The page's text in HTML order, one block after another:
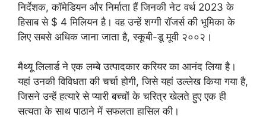
निर्देशक, कॉमेडियन और निर्माता हैं जिनकी नेट वर्थ 2023 के
हिसाब से $ 4 मिलियन है। वह उन्हें शग्गी रॉजर्स की भूमिका के
लिए सबसे अधिक जाना जाता है, स्कूबी-डू मूवी २००२।
मैथ्यू लिलार्ड ने एक लम्बे उत्पादकार करियर का आनंद लिया है।
यहां उनकी विविधता की चर्चा होगी, जिसे यहां उल्लेख किया गया है,
जिसने उन्हें हत्यारे से प्यारी बच्चों के चरित्र खेलते हुए एक ही
सत्यता के साथ पाठाने में सफलता हासिल की।